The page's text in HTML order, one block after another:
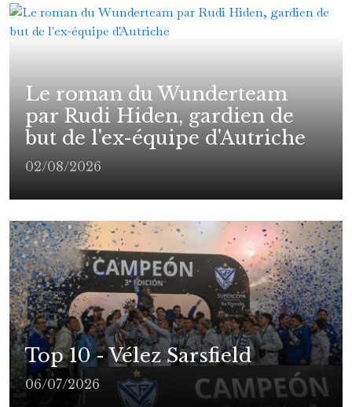
Le roman du Wunderteam
par Rudi Hiden, gardien de
but de l'ex-équipe d'Autriche
02/08/2026
Top 10 - Vélez Sarsfield
06/07/2026